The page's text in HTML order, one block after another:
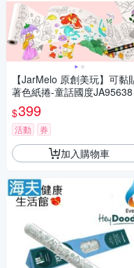
【JarMelo 原創美玩】可黏
著色紙捲-童話國度JA95638
$399
活動 券
加入購物車